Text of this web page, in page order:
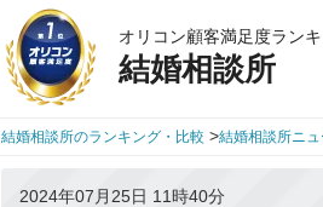
オリコン顧客満足度ラン
結婚相談所
結婚相談所のランキング・比較 >結婚相談所ニ
2024年07月25日 11時40分